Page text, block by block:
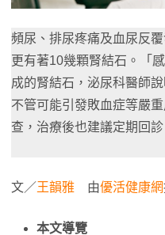
頻尿、排尿疼痛及血尿反
更有著10幾顆腎結石。「
成的腎結石，泌尿科醫師
不管可能引發敗血症等嚴
查，治療後也建議定期回
文／王韻雅 由優活健康網
本文導覽